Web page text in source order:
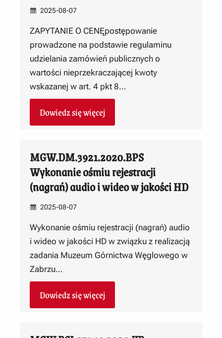
2025-08-07
ZAPYTANIE O CENĘpostępowanie
prowadzone na podstawie regulaminu
udzielania zamówień publicznych o
wartości nieprzekraczającej kwoty
wskazanej w art. 4 pkt 8…
Dowiedz się więcej
MGW.DM.3921.2020.BPS
Wykonanie ośmiu rejestracji
(nagrań) audio i wideo w jakości HD
2025-08-07
Wykonanie ośmiu rejestracji (nagrań) audio
i wideo w jakości HD w związku z realizacją
zadania Muzeum Górnictwa Węglowego w
Zabrzu…
Dowiedz się więcej